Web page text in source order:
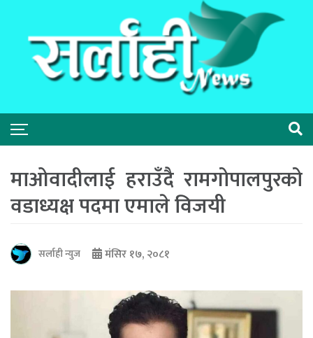
माओवादीलाई हराउँदै रामगोपालपुरको
वडाध्यक्ष पदमा एमाले विजयी
सर्लाही न्युज मंसिर १७, २०८१